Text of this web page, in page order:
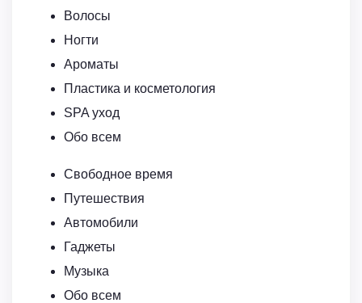
Волосы
Ногти
Ароматы
Пластика и косметология
SPA уход
Обо всем
Свободное время
Путешествия
Автомобили
Гаджеты
Музыка
Обо всем